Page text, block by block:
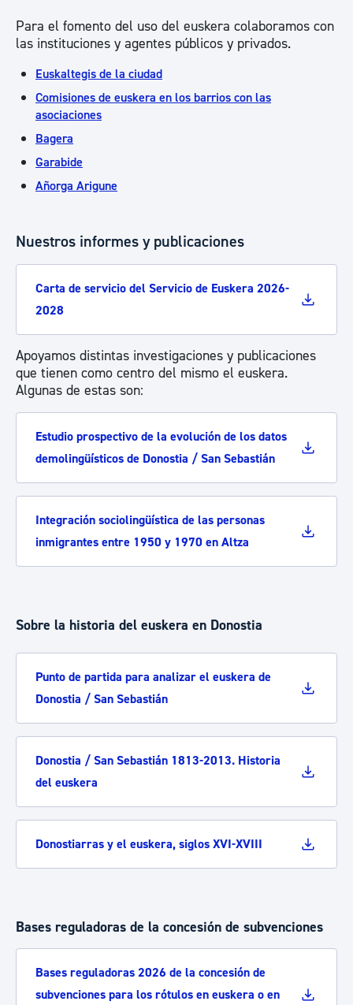
Para el fomento del uso del euskera colaboramos con
las instituciones y agentes públicos y privados.
Euskaltegis de la ciudad
Comisiones de euskera en los barrios con las
asociaciones
Bagera
Garabide
Añorga Arigune
Nuestros informes y publicaciones
Carta de servicio del Servicio de Euskera 2026-
2028
Apoyamos distintas investigaciones y publicaciones
que tienen como centro del mismo el euskera.
Algunas de estas son:
Estudio prospectivo de la evolución de los datos
demolingüísticos de Donostia / San Sebastián
Integración sociolingüística de las personas
inmigrantes entre 1950 y 1970 en Altza
Sobre la historia del euskera en Donostia
Punto de partida para analizar el euskera de
Donostia / San Sebastián
Donostia / San Sebastián 1813-2013. Historia
del euskera
Donostiarras y el euskera, siglos XVI-XVIII
Bases reguladoras de la concesión de subvenciones
Bases reguladoras 2026 de la concesión de
subvenciones para los rótulos en euskera o en